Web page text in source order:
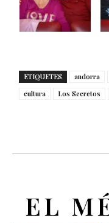
ETIQUETES andorra
cultura
Los Secretos
EL